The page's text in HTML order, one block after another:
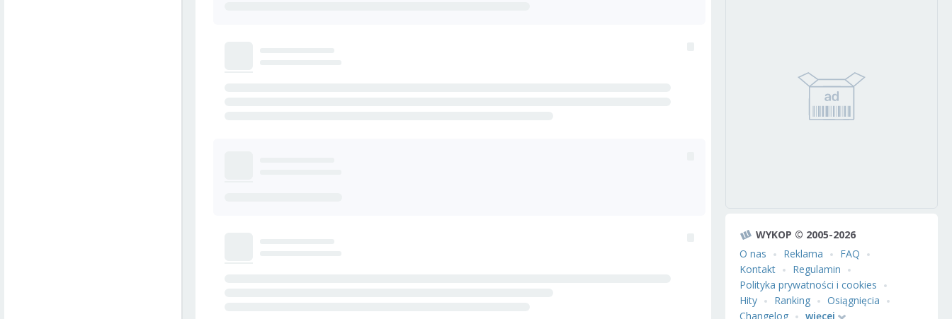
WYKOP © 2005-2026
O nas
Reklama
FAQ
Kontakt
Regulamin
Polityka prywatności i cookies
Hity
Ranking
Osiągnięcia
Changelog
więcej